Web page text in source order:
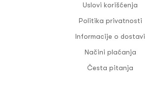
Uslovi korišćenja
Politika privatnosti
Informacije o dostavi
Načini plaćanja
Česta pitanja